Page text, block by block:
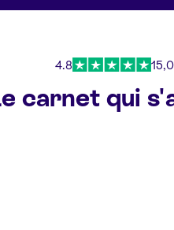
4.8
carnet qui